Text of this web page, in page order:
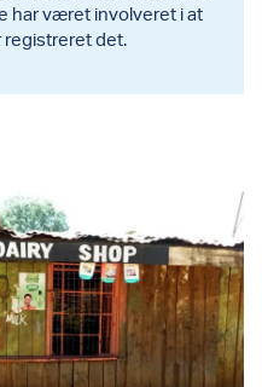
har været involveret i at
det.